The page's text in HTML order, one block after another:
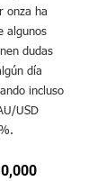
onza ha
algunos
dudas
día
incluso
USD